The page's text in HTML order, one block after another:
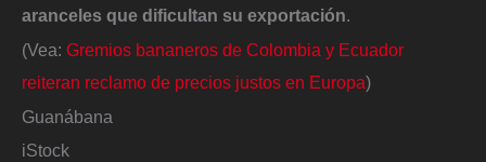
aranceles que dificultan su exportación.
(Vea: Gremios bananeros de Colombia y Ecuador
reiteran reclamo de precios justos en Europa)
Guanábana
iStock